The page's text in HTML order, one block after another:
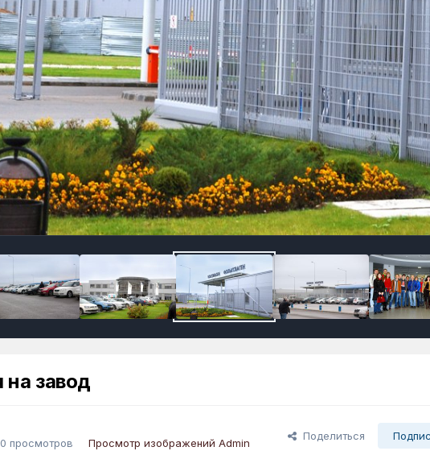
на завод
просмотров Просмотр изображений Admin
Поделиться